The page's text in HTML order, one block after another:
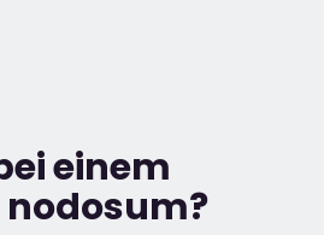
einem